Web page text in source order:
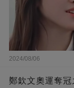
2024/08/06
鄭欽文奧運奪